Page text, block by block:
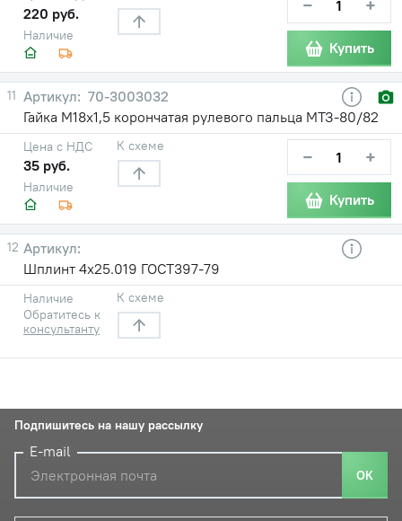
Наличие
220 руб. − +
Купить
11
70-3003032
Гайка М18х1,5 корончатая рулевого пальца МТЗ-80/82
Наличие
Цена с НДС
35 руб.
К схеме − +
Купить
12
Шплинт 4х25.019 ГОСТ397-79
Наличие
Обратитесь к
консультанту
К схеме
Подпишитесь на нашу рассылку
E-mail
ОК